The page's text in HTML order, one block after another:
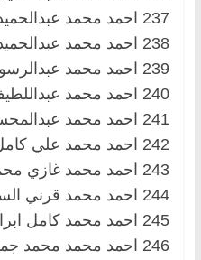
237 احمد محمد عبدالحميد جمعه
238 احمد محمد عبدالحميد عبدالنبي
239 احمد محمد عبدالرسول طه
240 احمد محمد عبداللطيف محمد
241 احمد محمد عبدالمحسن
242 احمد محمد علي كامل عطيه
243 احمد محمد غازي محمد علي
244 احمد محمد قرني السيد
245 احمد محمد كامل ابراهيم
246 احمد محمد محمد جميل